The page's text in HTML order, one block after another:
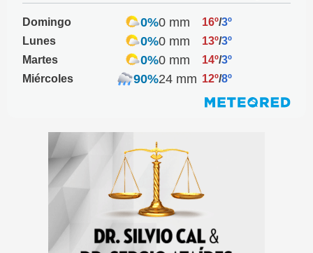
Domingo 0%0 mm 16º/3º
Lunes
0%0 mm 13º/3º
Martes
0%0 mm 14º/3º
Miércoles
90%24 mm 12º/8º